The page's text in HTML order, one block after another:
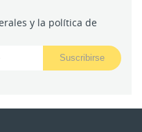
y la política de